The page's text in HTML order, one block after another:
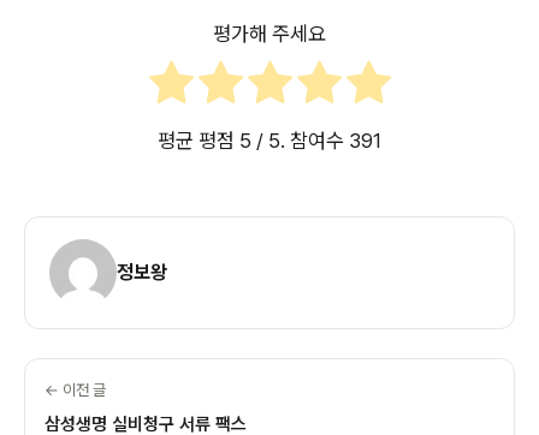
평가해 주세요
평균 평점 5 / 5. 참여수 391
정보왕
← 이전 글
삼성생명 실비청구 서류 팩스